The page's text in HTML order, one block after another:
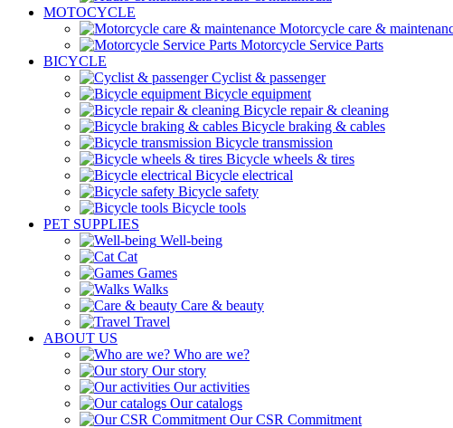
MOTOCYCLE
Motorcycle care &
Motorcycle Service Parts
BICYCLE
Cyclist & passenger
Bicycle equipment
Bicycle repair & cleaning
Bicycle braking & cables
Bicycle transmission
Bicycle wheels & tires
Bicycle electrical
Bicycle safety
Bicycle tools
PET SUPPLIES
Well-being
Cat
Games
Walks
Care & beauty
Travel
ABOUT US
Who are we?
Our story
Our activities
Our catalogs
Our CSR Commitment